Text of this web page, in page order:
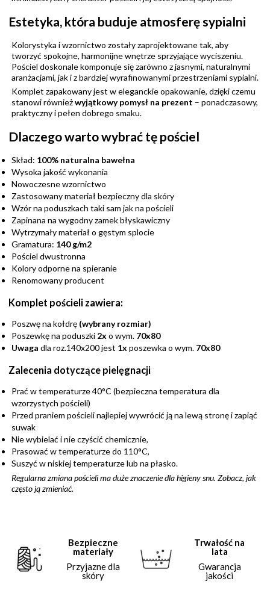
Estetyka, która buduje atmosferę sypialni
Kolorystyka i wzornictwo zostały zaprojektowane tak, aby
tworzyć spokojne, harmonijne wnętrze sprzyjające wyciszeniu.
Pościel doskonale komponuje się zarówno z jasnymi, naturalnymi
aranżacjami, jak i z bardziej wyrafinowanymi przestrzeniami sypialni.
Komplet zapakowany jest w eleganckie opakowanie, dzięki czemu
stanowi równieżwyjątkowy pomysł na prezent – ponadczasowy,
praktyczny i pełen dobrego smaku.
Dlaczego warto wybrać tę pościel
Skład: 100% naturalna bawełna
Wysoka jakość wykonania
Nowoczesne wzornictwo
Zastosowany materiał bezpieczny dla skóry
Wzór na poduszkach taki sam jak na pościeli
Zapinana na wygodny zamek błyskawiczny
Wytrzymały materiał o gęstym splocie
Gramatura: 140 g/m2
Pościel dwustronna
Kolory odporne na spieranie
Renomowany producent
Komplet pościeli zawiera:
Poszwę na kołdrę (wybrany rozmiar)
Poszewkę na poduszki 2x o wym. 70x80
Uwaga dla roz.140x200 jest 1x poszewka o wym. 70x80
Zalecenia dotyczące pielęgnacji
Prać w temperaturze 40°C (bezpieczna temperatura dla
wzorzystych pościeli)
Przed praniem pościeli najlepiej wywrócić ją na lewą stronę i zapiąć
suwak
Nie wybielać i nie czyścić chemicznie,
Prasować w temperaturze do 110°C,
Suszyć w niskiej temperaturze lub na płasko.
Regularna zmiana pościeli ma duże znaczenie dla higieny snu. Zobacz, jak
często ją zmieniać.
Bezpieczne
materiały
Przyjazne dla
skóry
Trwałość na
lata
Gwarancja
jakości